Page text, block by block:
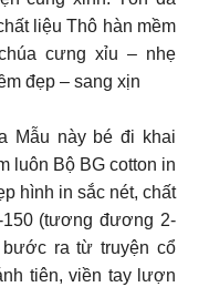
liệu Thô hàn mềm
cưng xỉu – nhẹ
đẹp – sang xịn
Mẫu này bé đi khai
luôn Bộ BG cotton in
hình in sắc nét, chất
150 (tương đương 2-
ra từ truyện cổ
tiên, viền tay lượn